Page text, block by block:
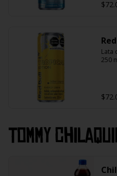
Lata
250
Tommy